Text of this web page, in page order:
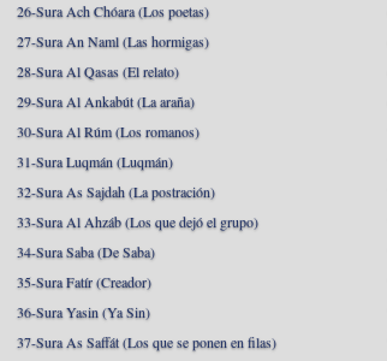
26-Sura Ach Chóara (Los poetas)
27-Sura An Naml (Las hormigas)
28-Sura Al Qasas (El relato)
29-Sura Al Ankabút (La araña)
30-Sura Al Rúm (Los romanos)
31-Sura Luqmán (Luqmán)
32-Sura As Sajdah (La postración)
33-Sura Al Ahzáb (Los que dejó el grupo)
34-Sura Saba (De Saba)
35-Sura Fatír (Creador)
36-Sura Yasin (Ya Sin)
37-Sura As Saffát (Los que se ponen en filas)